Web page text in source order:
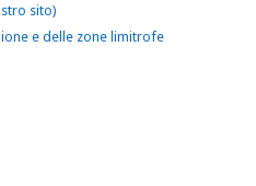
sito)
e delle zone limitrofe